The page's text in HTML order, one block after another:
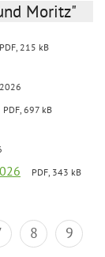
Moritz"
PDF, 215 kB
PDF, 697 kB
PDF, 343 kB
8
9